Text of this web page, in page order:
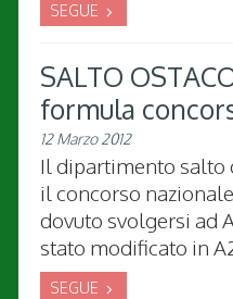
SEGUE
SALTO
formula
12 Marzo 2012
Il dipartimento salto
il concorso
dovuto svolgersi ad
stato modificato in
SEGUE